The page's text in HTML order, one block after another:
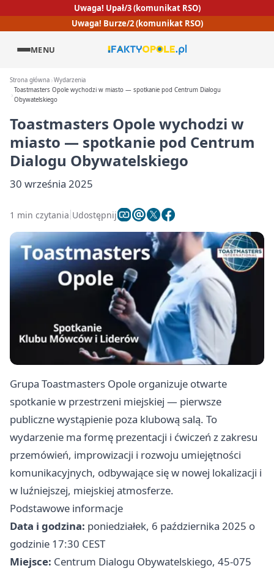
Uwaga! Upał/3 (komunikat RSO)
Uwaga! Burze/2 (komunikat RSO)
MENU
Strona główna Wydarzenia
Toastmasters Opole wychodzi w miasto — spotkanie pod Centrum Dialogu
Obywatelskiego
Toastmasters Opole wychodzi w
miasto — spotkanie pod Centrum
Dialogu Obywatelskiego
30 września 2025
1 min czytania Udostępnij
Grupa Toastmasters Opole organizuje otwarte
spotkanie w przestrzeni miejskiej — pierwsze
publiczne wystąpienie poza klubową salą. To
wydarzenie ma formę prezentacji i ćwiczeń z zakresu
przemówień, improwizacji i rozwoju umiejętności
komunikacyjnych, odbywające się w nowej lokalizacji i
w luźniejszej, miejskiej atmosferze.
Podstawowe informacje
Data i godzina: poniedziałek, 6 października 2025 o
godzinie 17:30 CEST
Miejsce: Centrum Dialogu Obywatelskiego, 45-075